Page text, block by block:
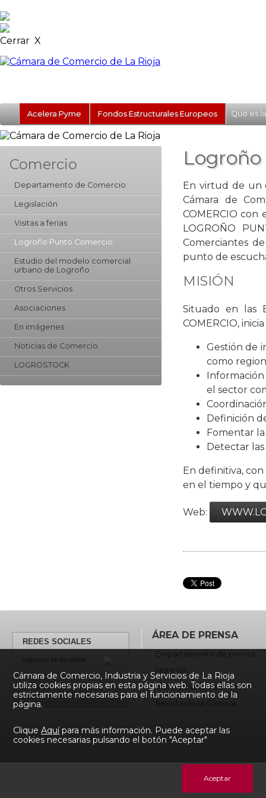
Cámara de Comercio, Industria y Servicios de La Rioja
utiliza cookies propias en esta página web. Todas ellas son
estrictamente necesarias para el funcionamiento de la
página.
CliqueAquípara más información. Puede aceptar las
cookies necesarias pulsando el botón "Aceptar"
Aceptar
Cerrar X
Acelera Pyme Fondos Estructurales Europeos Qué es
Comercio
Departamento de Comercio
Legislación
Visitas a ferias
Logroño Punto Comercio
Estudio del modelo comercial
urbano de Logroño
Otros Servicios
Asociaciones
En imágenes
Noticias de Comercio
LOGROSTOCK
En virtud de un
Cámara de
COMERCIO
LOGROÑO
Comerciantes
punto de
MISIÓN
Situado en las
COMERCIO,
Gestión de
como
Información
el sector
Definición
Fomentar
Detectar
En definitiva,
en el tiempo y
Web:
REDES SOCIALES
síguenos en facebook
twiteanos
ÁREA DE PRENSA
Departamento de prensa
Noticias
Suscripción a Boletínes